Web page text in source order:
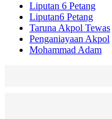
Liputan 6 Petang
Liputan6 Petang
Taruna Akpol Tewas
Penganiayaan Akpol
Mohammad Adam